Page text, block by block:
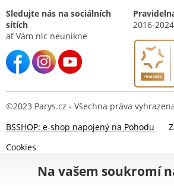
Sledujte nás na sociálních
sítích
ať Vám nic neunikne
2016-2024
©2023 Parys.cz - Všechna práva
BSSHOP: e-shop napojený na Pohodu
Cookies
Na vašem soukromí